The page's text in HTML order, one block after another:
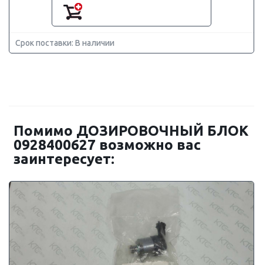
Срок поставки: В наличии
Помимо ДОЗИРОВОЧНЫЙ БЛОК
0928400627 возможно вас
заинтересует: